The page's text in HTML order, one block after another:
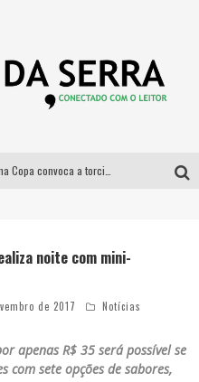
noite com mini-
de 2017 Notícias
apenas R$ 35 será possível se
com sete opções de sabores,